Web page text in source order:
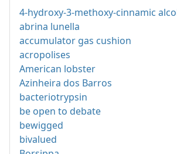
4-hydroxy-3-methoxy-cinnamic
abrina lunella
accumulator gas cushion
acropolises
American lobster
Azinheira dos Barros
bacteriotrypsin
be open to debate
bewigged
bivalued